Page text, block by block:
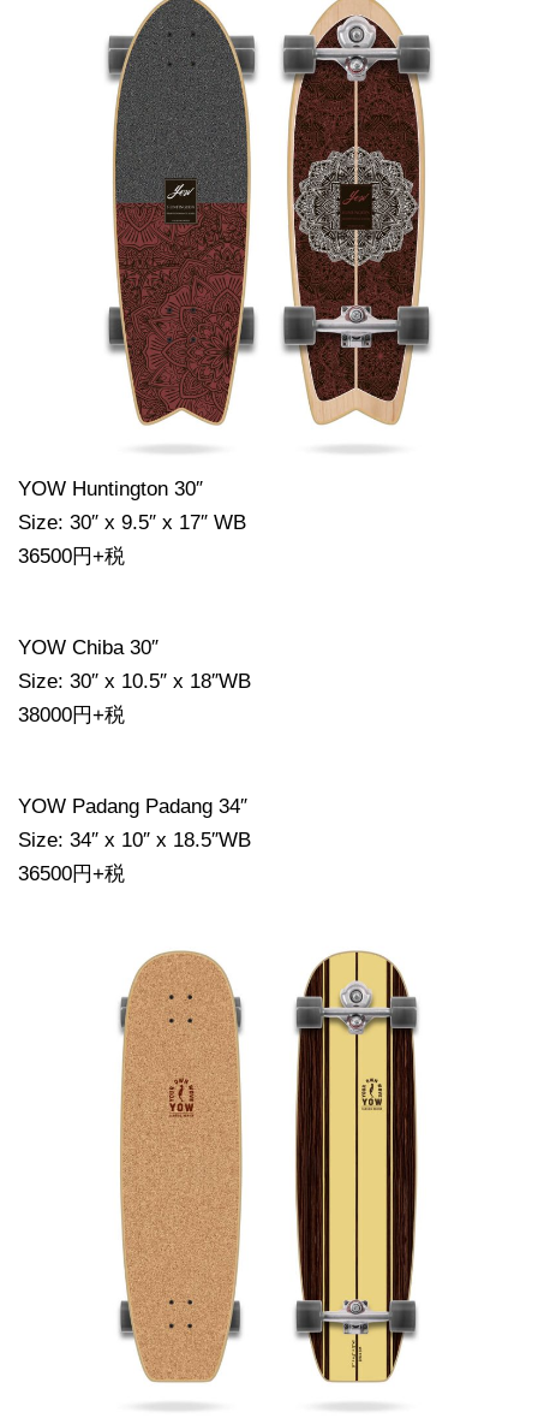
YOW Huntington 30″
Size: 30″ x 9.5″ x 17″ WB
36500円+税
YOW Chiba 30″
Size: 30″ x 10.5″ x 18″WB
38000円+税
YOW Padang Padang 34″
Size: 34″ x 10″ x 18.5″WB
36500円+税